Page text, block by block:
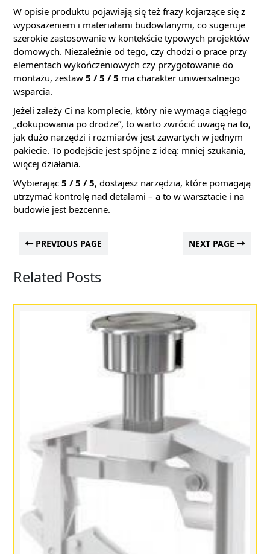
W opisie produktu pojawiają się też frazy kojarzące się z
wyposażeniem i materiałami budowlanymi, co sugeruje
szerokie zastosowanie w kontekście typowych projektów
domowych. Niezależnie od tego, czy chodzi o prace przy
elementach wykończeniowych czy przygotowanie do
montażu, zestaw 5 / 5 / 5 ma charakter uniwersalnego
wsparcia.
Jeżeli zależy Ci na komplecie, który nie wymaga ciągłego
„dokupowania po drodze”, to warto zwrócić uwagę na to,
jak dużo narzędzi i rozmiarów jest zawartych w jednym
pakiecie. To podejście jest spójne z ideą: mniej szukania,
więcej działania.
Wybierając 5 / 5 / 5, dostajesz narzędzia, które pomagają
utrzymać kontrolę nad detalami – a to w warsztacie i na
budowie jest bezcenne.
PREVIOUS PAGE NEXT PAGE
Related Posts